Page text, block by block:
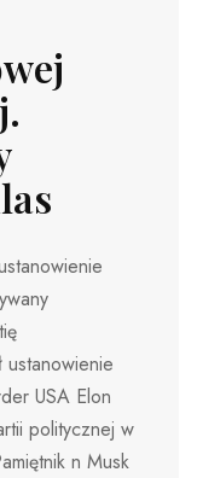
ustanowienie
USA Elon
politycznej w
n Musk